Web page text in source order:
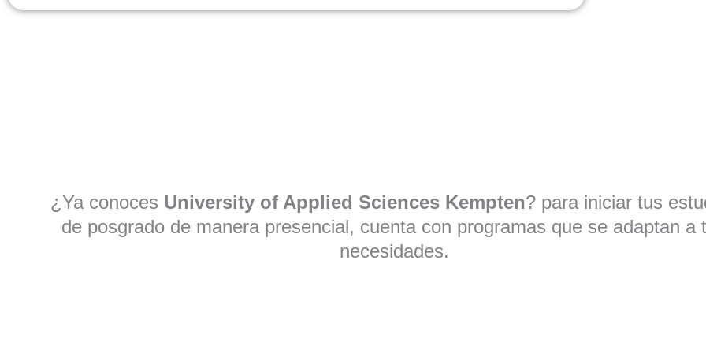
¿Ya conoces University of Applied Sciences Kempten? para iniciar tus
de posgrado de manera presencial, cuenta con programas que se adaptan a
necesidades.